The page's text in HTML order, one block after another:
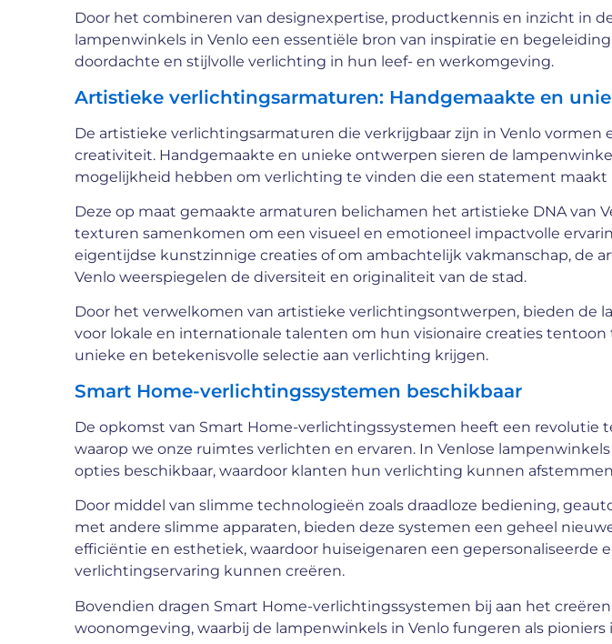
Door het combineren van designexpertise, productkennis en inzicht in
lampenwinkels in Venlo een essentiële bron van inspiratie en
doordachte en stijlvolle verlichting in hun leef- en werkomgeving.
Artistieke verlichtingsarmaturen: Handgemaakte en
De artistieke verlichtingsarmaturen die verkrijgbaar zijn in Venlo vormen
creativiteit. Handgemaakte en unieke ontwerpen sieren de
mogelijkheid hebben om verlichting te vinden die een statement maakt
Deze op maat gemaakte armaturen belichamen het artistieke DNA van
texturen samenkomen om een visueel en emotioneel impactvolle
eigentijdse kunstzinnige creaties of om ambachtelijk vakmanschap, de
Venlo weerspiegelen de diversiteit en originaliteit van de stad.
Door het verwelkomen van artistieke verlichtingsontwerpen, bieden de
voor lokale en internationale talenten om hun visionaire creaties
unieke en betekenisvolle selectie aan verlichting krijgen.
Smart Home-verlichtingssystemen beschikbaar
De opkomst van Smart Home-verlichtingssystemen heeft een revolutie
waarop we onze ruimtes verlichten en ervaren. In Venlose
opties beschikbaar, waardoor klanten hun verlichting kunnen
Door middel van slimme technologieën zoals draadloze bediening,
met andere slimme apparaten, bieden deze systemen een geheel
efficiëntie en esthetiek, waardoor huiseigenaren een gepersonaliseerde
verlichtingservaring kunnen creëren.
Bovendien dragen Smart Home-verlichtingssystemen bij aan het
woonomgeving, waarbij de lampenwinkels in Venlo fungeren als